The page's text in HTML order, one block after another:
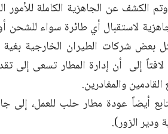
الكشف عن الجاهزية الكاملة للأمور
لاستقبال أي طائرة سواء للشحن
بعض شركات الطيران الخارجية
لافتاً إلى أن إدارة المطار تسعى إلى
والمغادرين.
أيضاً عودة مطار حلب للعمل، إلى
ودير الزور).